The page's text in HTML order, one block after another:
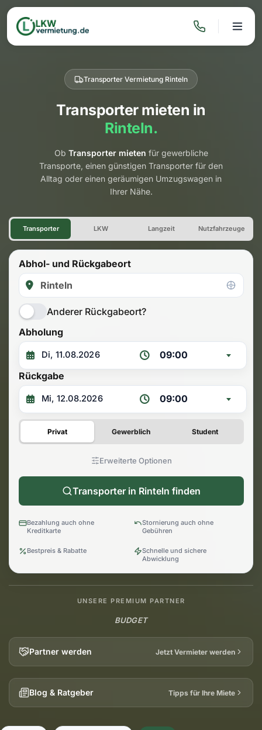
Transporter Vermietung Rinteln
Transporter mieten in
Rinteln.
Ob Transporter mieten für gewerbliche
Transporte, einen günstigen Transporter für den
Alltag oder einen geräumigen Umzugswagen in
Ihrer Nähe.
Transporter Vermietung
Transporter LKW Langzeit Nutzfahrzeuge
Abhol- und Rückgabeort
Anderer Rückgabeort?
Abholung
09:00
Rückgabe
09:00
Privat Gewerblich Student
Erweiterte Optionen
Transporter in Rinteln finden
Bezahlung auch ohne
Kreditkarte
Stornierung auch ohne
Gebühren
Bestpreis & Rabatte
Schnelle und sichere
Abwicklung
UNSERE PREMIUM PARTNER
BUDGET
Partner werden Jetzt Vermieter werden
Blog & Ratgeber Tipps für Ihre Miete